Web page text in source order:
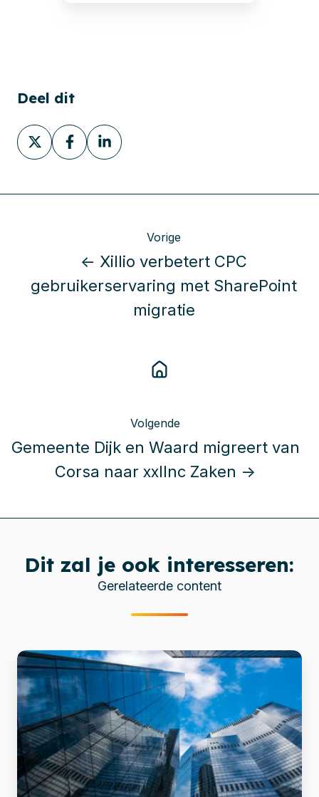
Deel dit
Deel
via
Deel
via
Deel
via
Vorige
← Xillio verbetert CPC
gebruikerservaring met SharePoint
migratie
Volgende
Gemeente Dijk en Waard migreert van
Corsa naar xxllnc Zaken →
Dit zal je ook interesseren:
Gerelateerde content
Xillio
migreert
beroepsorganisatie
content
naar
SharePoint
Online